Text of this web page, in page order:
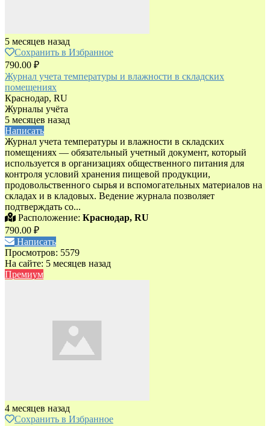
5 месяцев назад
Сохранить в Избранное
790.00 ₽
Журнал учета температуры и влажности в складских
помещениях
Краснодар, RU
Журналы учёта
5 месяцев назад
Написать
Журнал учета температуры и влажности в складских
помещениях — обязательный учетный документ, который
используется в организациях общественного питания для
контроля условий хранения пищевой продукции,
продовольственного сырья и вспомогательных материалов на
складах и в кладовых. Ведение журнала позволяет
подтверждать со...
Расположение: Краснодар, RU
790.00 ₽
Написать
Просмотров: 5579
На сайте: 5 месяцев назад
Премиум
4 месяцев назад
Сохранить в Избранное